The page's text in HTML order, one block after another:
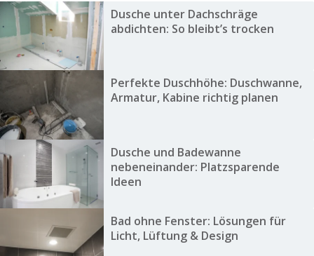
Dusche unter Dachschräge
abdichten: So bleibt’s trocken
Perfekte Duschhöhe: Duschwanne,
Armatur, Kabine richtig planen
Dusche und Badewanne
nebeneinander: Platzsparende
Ideen
Bad ohne Fenster: Lösungen für
Licht, Lüftung & Design